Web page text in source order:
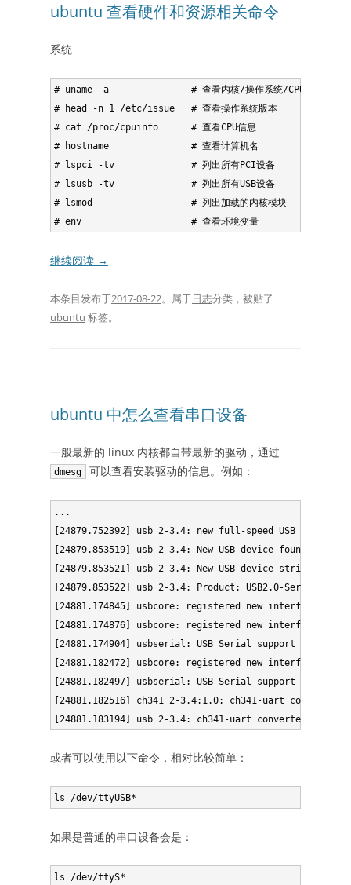
ubuntu 查看硬件和资源相关命令
系统
# uname -a               # 查看内核/操作系统/CPU信息
# head -n 1 /etc/issue   # 查看操作系统版本
# cat /proc/cpuinfo      # 查看CPU信息
# hostname               # 查看计算机名
# lspci -tv              # 列出所有PCI设备
# lsusb -tv              # 列出所有USB设备
# lsmod                  # 列出加载的内核模块
继续阅读 →
本条目发布于2017-08-22。属于日志分类，被贴了
ubuntu 标签。
ubuntu 中怎么查看串口设备
一般最新的 linux 内核都自带最新的驱动，通过
dmesg 可以查看安装驱动的信息。例如：
...
[24879.752392] usb 2-3.4: new full-speed USB device
[24879.853519] usb 2-3.4: New USB device found,
[24879.853521] usb 2-3.4: New USB device strings:
[24879.853522] usb 2-3.4: Product: USB2.0-Serial
[24881.174845] usbcore: registered new interface
[24881.174876] usbcore: registered new interface
[24881.174904] usbserial: USB Serial support
[24881.182472] usbcore: registered new interface
[24881.182497] usbserial: USB Serial support
[24881.182516] ch341 2-3.4:1.0: ch341-uart converter
或者可以使用以下命令，相对比较简单：
如果是普通的串口设备会是：